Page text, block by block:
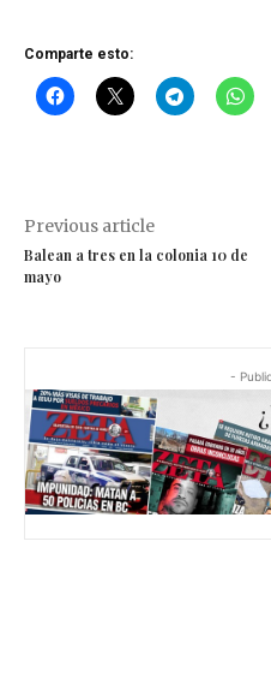
Comparte esto:
Previous article
Balean a tres en la colonia 10 de
mayo
-